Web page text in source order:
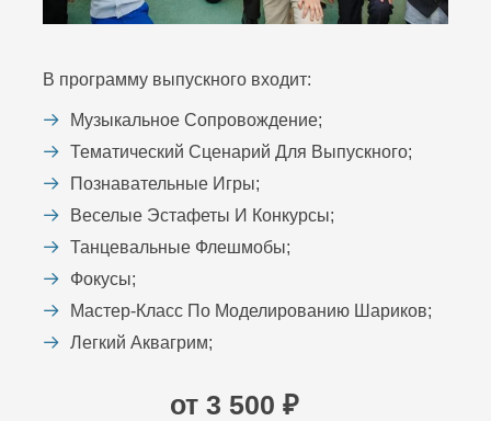
В программу выпускного входит:
Музыкальное Сопровождение;
Тематический Сценарий Для Выпускного;
Познавательные Игры;
Веселые Эстафеты И Конкурсы;
Танцевальные Флешмобы;
Фокусы;
Мастер-Класс По Моделированию Шариков;
Легкий Аквагрим;
от 3 500 ₽